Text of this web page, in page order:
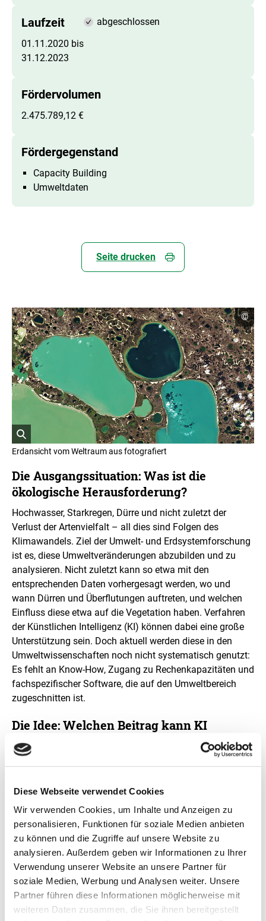
Diese Webseite verwendet Cookies
Wir verwenden Cookies, um Inhalte und Anzeigen zu
personalisieren, Funktionen für soziale Medien anbieten
zu können und die Zugriffe auf unsere Website zu
analysieren. Außerdem geben wir Informationen zu Ihrer
Verwendung unserer Website an unsere Partner für
soziale Medien, Werbung und Analysen weiter. Unsere
Partner führen diese Informationen möglicherweise mit
weiteren Daten zusammen, die Sie ihnen bereitgestellt
Laufzeit
abgeschlossen
01.11.2020 bis
31.12.2023
Fördervolumen
2.475.789,12 €
Fördergegenstand
Capacity Building
Umweltdaten
Seite drucken
ö
f
n
e
B
i
l
d
i
n
e
i
n
e
r
v
e
r
g
r
ö
e
r
e
n
a
s
e
u
n
C
o
p
y
r
i
g
h
t
I
n
f
o
r
f
©
Erdansicht vom Weltraum aus fotografiert
Die Ausgangssituation: Was ist die
ökologische Herausforderung?
Hochwasser, Starkregen, Dürre und nicht zuletzt der
Verlust der Artenvielfalt – all dies sind Folgen des
Klimawandels. Ziel der Umwelt- und Erdsystemforschung
ist es, diese Umweltveränderungen abzubilden und zu
analysieren. Nicht zuletzt kann so etwa mit den
entsprechenden Daten vorhergesagt werden, wo und
wann Dürren und Überflutungen auftreten, und welchen
Einfluss diese etwa auf die Vegetation haben. Verfahren
der Künstlichen Intelligenz (KI) können dabei eine große
Unterstützung sein. Doch aktuell werden diese in den
Umweltwissenschaften noch nicht systematisch genutzt:
Es fehlt an Know-How, Zugang zu Rechenkapazitäten und
fachspezifischer Software, die auf den Umweltbereich
zugeschnitten ist.
Die Idee: Welchen Beitrag kann KI
konkret leisten?
bereitzustellen. Hierzu baut das Projekt zwei miteinander
verknüpfte Plattformen auf: eine Umwelt-KI-Plattform, die
Datensets und KI-basierte Analysewerkzeuge zur
Verfügung stellt und eine KI-Lernplattform, die zur
direkten Erprobung der erklärten Methoden auf die
Analyseplattform verweist. Die Inhalte für die open edX-
basierte Lernplattform speisen sich aus den
wissenschaftlichen Zielen des Projekts: Dazu werden im
Rahmen von fünf Dissertationen in den Themenfeldern